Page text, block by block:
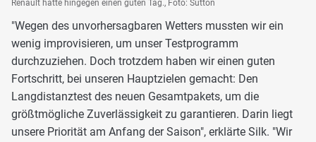
Renault hatte hingegen einen guten Tag., Foto: Sutton
"Wegen des unvorhersagbaren Wetters mussten wir ein
wenig improvisieren, um unser Testprogramm
durchzuziehen. Doch trotzdem haben wir einen guten
Fortschritt, bei unseren Hauptzielen gemacht: Den
Langdistanztest des neuen Gesamtpakets, um die
größtmögliche Zuverlässigkeit zu garantieren. Darin liegt
unsere Priorität am Anfang der Saison", erklärte Silk. "Wir